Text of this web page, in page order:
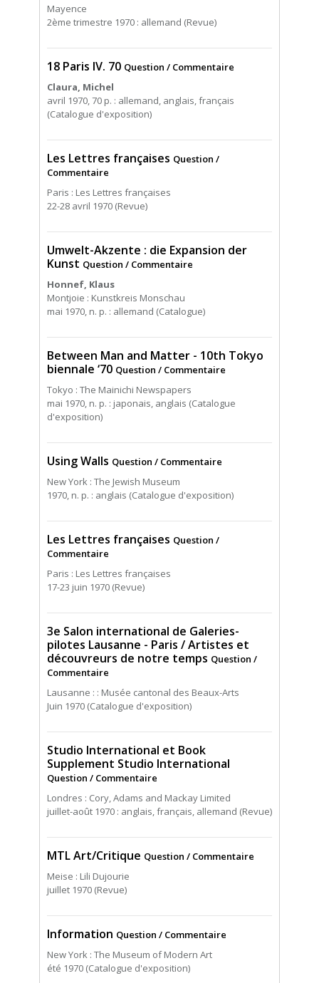
Mayence
2ème trimestre 1970 : allemand (Revue)
18 Paris IV. 70 Question / Commentaire
Claura, Michel
avril 1970, 70 p. : allemand, anglais, français
(Catalogue d'exposition)
Les Lettres françaises Question /
Commentaire
Paris : Les Lettres françaises
22-28 avril 1970 (Revue)
Umwelt-Akzente : die Expansion der
Kunst Question / Commentaire
Honnef, Klaus
Montjoie : Kunstkreis Monschau
mai 1970, n. p. : allemand (Catalogue)
Between Man and Matter - 10th Tokyo
biennale ‘70 Question / Commentaire
Tokyo : The Mainichi Newspapers
mai 1970, n. p. : japonais, anglais (Catalogue
d'exposition)
Using Walls Question / Commentaire
New York : The Jewish Museum
1970, n. p. : anglais (Catalogue d'exposition)
Les Lettres françaises Question /
Commentaire
Paris : Les Lettres françaises
17-23 juin 1970 (Revue)
3e Salon international de Galeries-
pilotes Lausanne - Paris / Artistes et
découvreurs de notre temps Question /
Commentaire
Lausanne : : Musée cantonal des Beaux-Arts
Juin 1970 (Catalogue d'exposition)
Studio International et Book
Supplement Studio International
Question / Commentaire
Londres : Cory, Adams and Mackay Limited
juillet-août 1970 : anglais, français, allemand (Revue)
MTL Art/Critique Question / Commentaire
Meise : Lili Dujourie
juillet 1970 (Revue)
Information Question / Commentaire
New York : The Museum of Modern Art
été 1970 (Catalogue d'exposition)